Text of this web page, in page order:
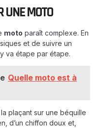
UNE MOTO
moto paraît complexe. En
et de suivre un
va étape par étape.
Quelle moto est à
plaçant sur une béquille
d’un chiffon doux et,